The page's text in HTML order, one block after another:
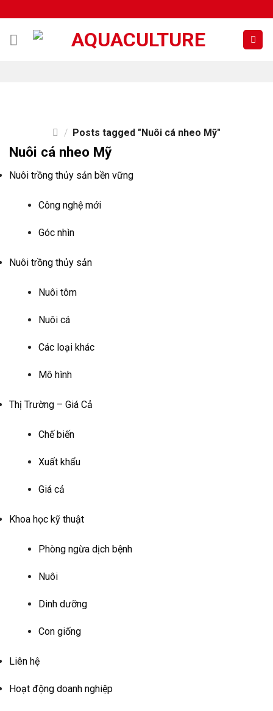
to
content
/ Posts tagged "Nuôi cá nheo Mỹ"
Nuôi cá nheo Mỹ
Nuôi trồng thủy sản bền vững
Công nghệ mới
Góc nhìn
Nuôi trồng thủy sản
Nuôi tôm
Nuôi cá
Các loại khác
Mô hình
Thị Trường – Giá Cả
Chế biến
Xuất khẩu
Giá cả
Khoa học kỹ thuật
Phòng ngừa dịch bệnh
Nuôi
Dinh dưỡng
Con giống
Liên hệ
Hoạt động doanh nghiệp